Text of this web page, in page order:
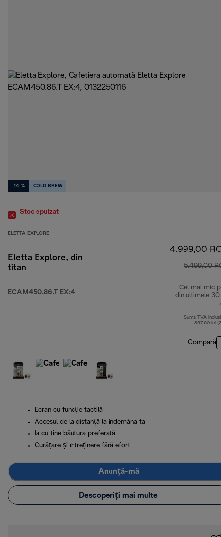
-14 % COLD BREW
Stoc epuizat
ELETTA EXPLORE
Eletta Explore, din
titan
ECAM450.86.T EX:4
4.999,00
5.499,00
Cel mai mic
din ultimele 30
Sumă TVA
867,60 lei
Compară
Ecran cu funcție tactilă
Accesul de la distanță la îndemâna ta
Ia cu tine băutura preferată
Curățare și întreținere fără efort
Anunță-mă
Descoperiți mai multe